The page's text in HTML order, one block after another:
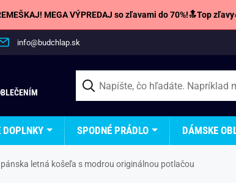
MEGA VÝPREDAJ so zľavami do 70%!🔝Top
info@budchlap.sk
DOPLNKY SPODNÉ PRÁDLO DÁMSKE
pánska letná košeľa s modrou originálnou potlačou